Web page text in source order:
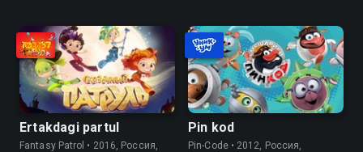
Ertakdagi partul
Fantasy Patrol • 2016, Россия,
Pin kod
Pin-Code • 2012, Россия,